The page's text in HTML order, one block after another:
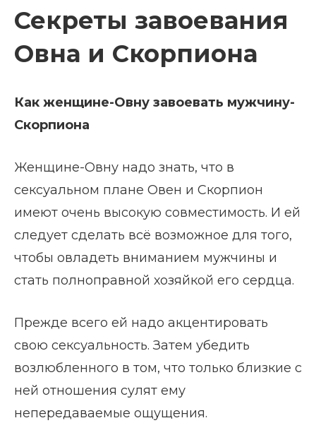
Секреты завоевания
Овна и Скорпиона
Как женщине-Овну завоевать мужчину-
Скорпиона
Женщине-Овну надо знать, что в
сексуальном плане Овен и Скорпион
имеют очень высокую совместимость. И ей
следует сделать всё возможное для того,
чтобы овладеть вниманием мужчины и
стать полноправной хозяйкой его сердца.
Прежде всего ей надо акцентировать
свою сексуальность. Затем убедить
возлюбленного в том, что только близкие с
ней отношения сулят ему
непередаваемые ощущения.